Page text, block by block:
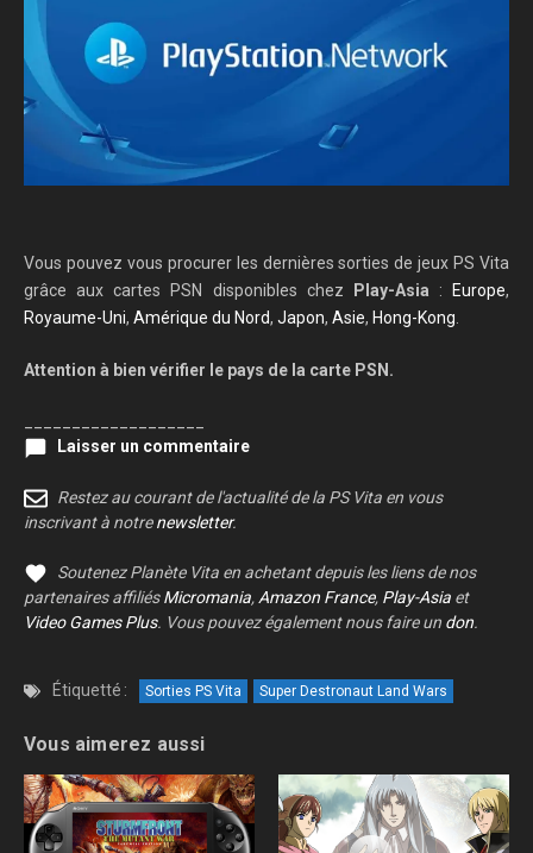
Vous pouvez vous procurer les dernières sorties de jeux PS Vita
grâce aux cartes PSN disponibles chez
Play-Asia : Europe,
Royaume-Uni, Amérique du Nord, Japon, Asie, Hong-Kong.
Attention à bien vérifier le pays de la carte PSN.
Laisser un commentaire
Restez au courant de l'actualité de la PS Vita en vous
inscrivant à notrenewsletter.
Soutenez Planète Vita en achetant depuis les liens de nos
partenaires affiliésMicromania,Amazon France, Play-Asia et
Video Games Plus. Vous pouvez également nous faire un don.
Étiquetté : Sorties PS Vita Super Destronaut Land Wars
Vous aimerez aussi